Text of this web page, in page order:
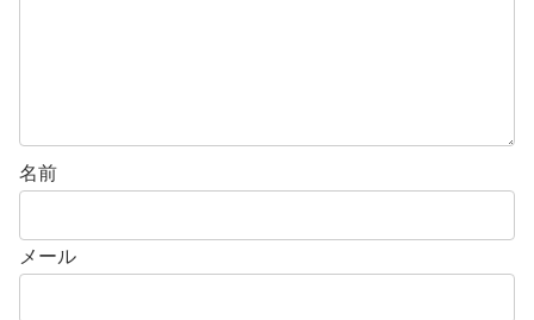
名前
メール